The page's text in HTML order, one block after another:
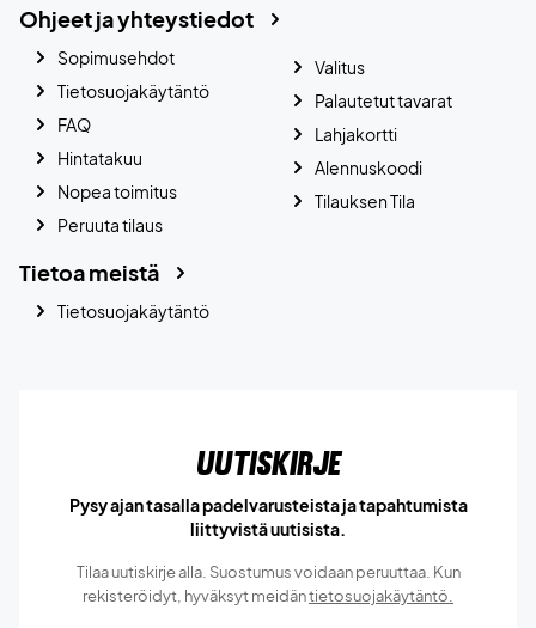
Ohjeet ja yhteystiedot
Sopimusehdot
Tietosuojakäytäntö
FAQ
Hintatakuu
Nopea toimitus
Peruuta tilaus
Valitus
Palautetut tavarat
Lahjakortti
Alennuskoodi
Tilauksen Tila
Tietoa meistä
Tietosuojakäytäntö
Uutiskirje
Pysy ajan tasalla padelvarusteista ja tapahtumista
liittyvistä uutisista.
Tilaa uutiskirje alla. Suostumus voidaan peruuttaa. Kun
rekisteröidyt, hyväksyt meidäntietosuojakäytäntö.